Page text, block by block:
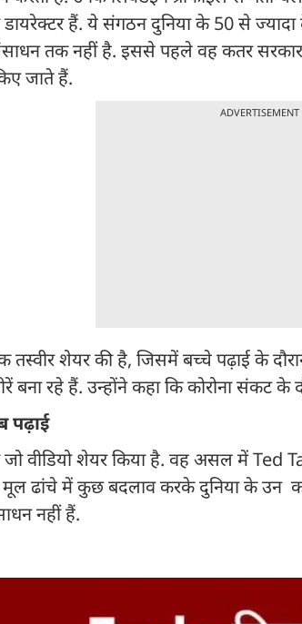
हैं. ये संगठन दुनिया के 50 से
तक नहीं है. इससे पहले वह कतर सरकार
जाते हैं.
ADVERTISEMENT
शेयर की है, जिसमें बच्चे पढ़ाई के
बना रहे हैं. उन्होंने कहा कि कोरोना संकट
पढ़ाई
जो वीडियो शेयर किया है. वह असल में Ted
ढांचे में कुछ बदलाव करके दुनिया के उन
नहीं हैं.